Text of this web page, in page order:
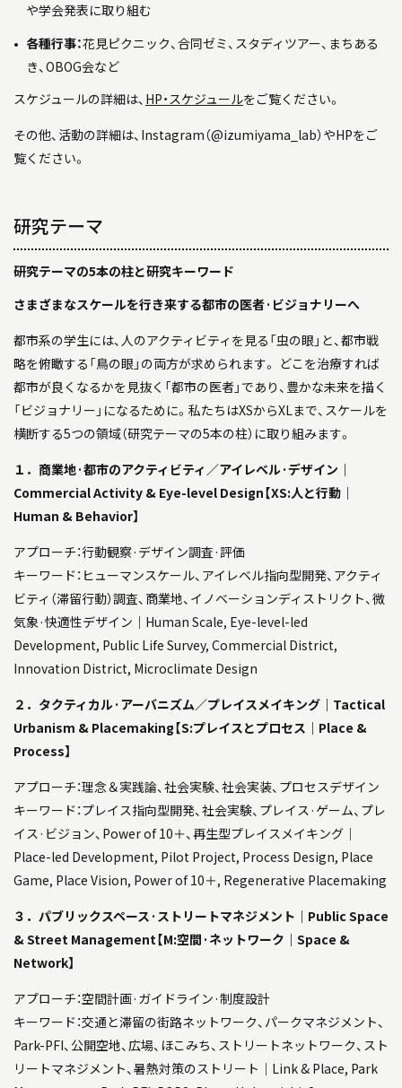
や学会発表に取り組む
各種行事：花見ピクニック、合同ゼミ、スタディツアー、まちある
き、OBOG会など
スケジュールの詳細は、 HP・スケジュールをご覧ください。
その他、活動の詳細は、Instagram（@izumiyama_lab）やHPをご
覧ください。
研究テーマ
研究テーマの5本の柱と研究キーワード
さまざまなスケールを行き来する都市の医者·ビジョナリーへ
都市系の学生には、人のアクティビティを見る「虫の眼」と、都市戦
略を俯瞰する「鳥の眼」の両方が求められます。 どこを治療すれば
都市が良くなるかを見抜く「都市の医者」であり、豊かな未来を描く
「ビジョナリー」になるために。私たちはXSからXLまで、スケールを
横断する5つの領域（研究テーマの5本の柱）に取り組みます。
１．商業地·都市のアクティビティ／アイレベル·デザイン｜
Commercial Activity & Eye-level Design【XS:人と行動｜
Human & Behavior】
アプローチ：行動観察·デザイン調査·評価
キーワード：ヒューマンスケール、アイレベル指向型開発、アクティ
ビティ（滞留行動）調査、商業地、イノベーションディストリクト、微
気象·快適性デザイン｜Human Scale, Eye-level-led
Development, Public Life Survey, Commercial District,
Innovation District, Microclimate Design
２．タクティカル·アーバニズム／プレイスメイキング｜Tactical
Urbanism & Placemaking【S:プレイスとプロセス｜Place &
Process】
アプローチ：理念＆実践論、社会実験、社会実装、プロセスデザイン
キーワード：プレイス指向型開発、社会実験、プレイス·ゲーム、プレ
イス·ビジョン、Power of 10＋、再生型プレイスメイキング｜
Place-led Development, Pilot Project, Process Design, Place
Game, Place Vision, Power of 10＋, Regenerative Placemaking
３．パブリックスペース·ストリートマネジメント｜Public Space
& Street Management【M:空間·ネットワーク｜Space &
Network】
アプローチ：空間計画·ガイドライン·制度設計
キーワード：交通と滞留の街路ネットワーク、パークマネジメント、
Park-PFI、公開空地、広場、ほこみち、ストリートネットワーク、スト
リートマネジメント、暑熱対策のストリート｜Link & Place, Park